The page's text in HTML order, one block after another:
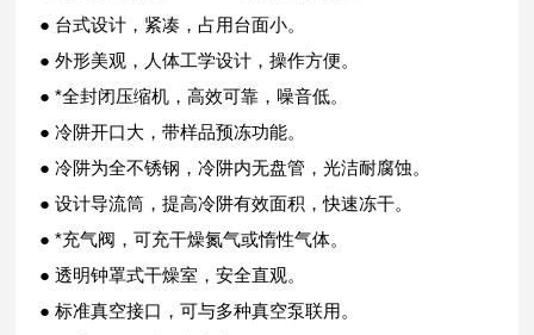
● 台式设计，紧凑，占用台面小。
● 外形美观，人体工学设计，操作方便。
● *全封闭压缩机，高效可靠，噪音低。
● 冷阱开口大，带样品预冻功能。
● 冷阱为全不锈钢，冷阱内无盘管，光洁耐腐蚀。
● 设计导流筒，提高冷阱有效面积，快速冻干。
● *充气阀，可充干燥氮气或惰性气体。
● 透明钟罩式干燥室，安全直观。
● 标准真空接口，可与多种真空泵联用。